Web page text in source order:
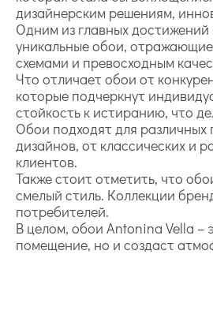
дизайнерским решениям,
Одним из главных достижений
уникальные обои,
схемами и превосходным
Что отличает обои от
которые подчеркнут
стойкость к истиранию, что
Обои подходят для
дизайнов, от классических и
клиентов.
Также стоит отметить, что
смелый стиль. Коллекции
потребителей.
В целом, обои Antonina Vella –
помещение, но и создаст